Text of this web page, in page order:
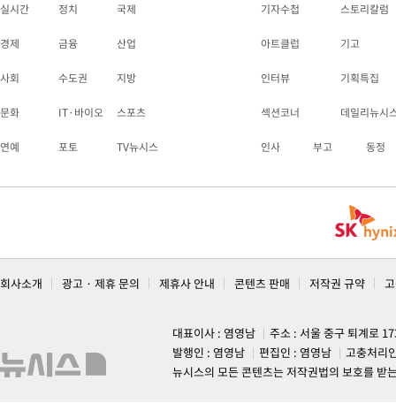
-13503초 전 >[속보]종합특검, '계엄 수용공간 확보' 신용해 前교정본부장 기
-12376초 전 >외신들도 주목한 韓축구 파문…"국민적 공분에 수사 재개"
병태 후임
-7727초 전 > [속보]국힘 윤리위, '돌려차기 발언' 진종오·서범수 징계 절차
-3052초 전 >[속보] 7월 중국 수출 23.9%↑ 수입 27.5%↑…무역총액
-78초 전 >[속보]종합특검, '관저이전 봐주기 감사' 유병호 구속기소
민주 콩고 에볼라환자 4천명 돌파, 4053명 발생 1850명 사망
실시간 정치 국제
경제 금융 산업
사회 수도권 지방
문화 IT·바이오 스포츠
연예 포토 TV뉴시스
기자수첩 스토리칼럼
아트클럽 기고
인터뷰 기획특집
섹션코너 데일리뉴시
인사 부고 동정
회사소개 광고 · 제휴 문의 제휴사 안내 콘텐츠 판매 저작권 규약
대표이사 : 염영남
주소 : 서울 중구 퇴계로
발행인 : 염영남
편집인 : 염영남
고충처리
뉴시스의 모든 콘텐츠는 저작권법의 보호를